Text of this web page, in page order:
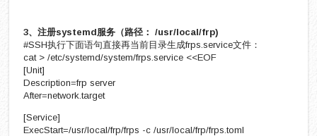
3、注册systemd服务（路径： /usr/local/frp)
#SSH执行下面语句直接再当前目录生成frps.service文件：
cat > /etc/systemd/system/frps.service <<EOF
[Unit]
Description=frp server
After=network.target
[Service]
ExecStart=/usr/local/frp/frps -c /usr/local/frp/frps.toml